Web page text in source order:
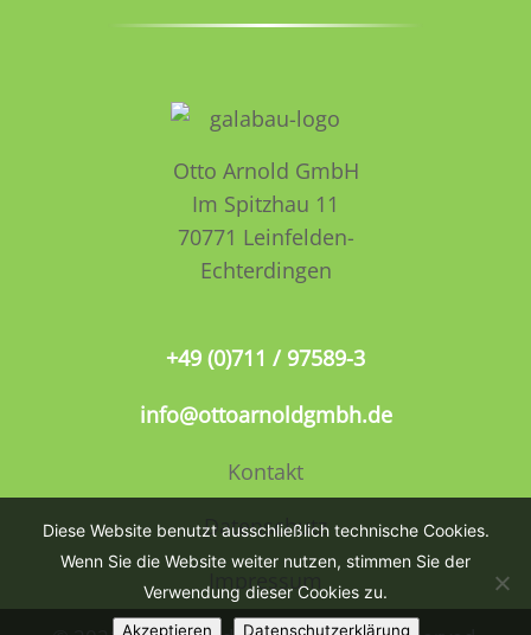
Otto Arnold GmbH
Im Spitzhau 11
70771 Leinfelden­­
Echterdingen
+49 (0)711 / 97589-3
info@ottoarnoldgmbh.de
Kontakt
Datenschutz
Impressum
Diese Website benutzt ausschließlich technische Cookies.
Wenn Sie die Website weiter nutzen, stimmen Sie der
Verwendung dieser Cookies zu.
Akzeptieren Datenschutzerklärung